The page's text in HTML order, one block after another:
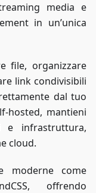
media e
in un’unica
file, organizzare
link condivisibili
dal tuo
hosted, mantieni
infrastruttura,
cloud.
moderne come
offrendo